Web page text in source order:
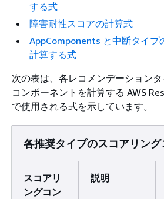
する式
障害耐性スコアの計算式
AppComponents と中断タイプ
計算する式
次の表は、各レコメンデーション
コンポーネントを計算する AWS
で使用される式を示しています。
各推奨タイプのスコアリン
スコアリ
ングコン
説明